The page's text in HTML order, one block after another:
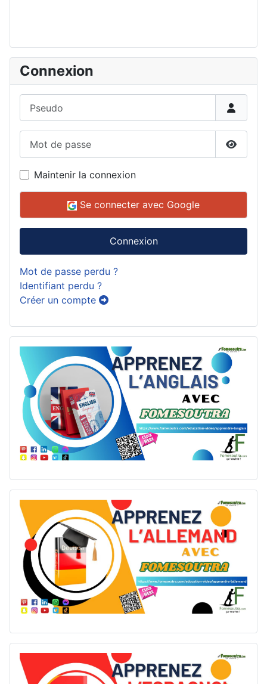
Connexion
Maintenir la connexion
Se connecter avec Google
Connexion
Mot de passe perdu ?
Identifiant perdu ?
Créer un compte